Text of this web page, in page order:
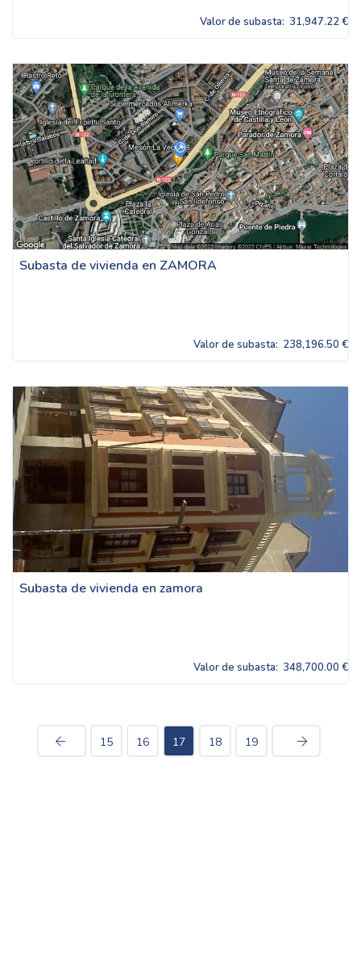
Valor de subasta: 31,947.22 €
Subasta de vivienda en ZAMORA
Valor de subasta: 238,196.50 €
Subasta de vivienda en zamora
Valor de subasta: 348,700.00 €
15 16 17 18 19